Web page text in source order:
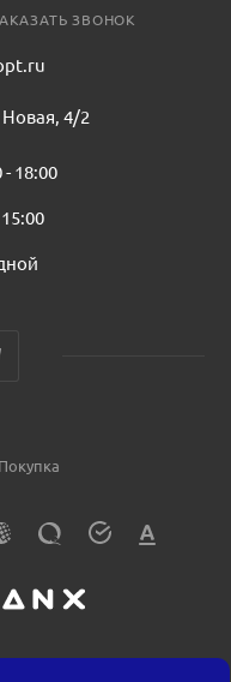
ЗВОНОК
Новая, 4/2
18:00